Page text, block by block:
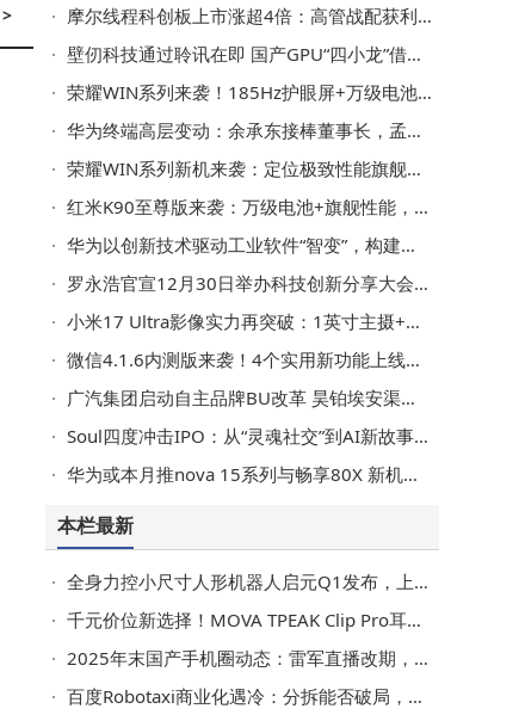
>
摩尔线程科创板上市涨超4倍：高管战配获利丰，中信证券等保荐机构赚大钱
壁仞科技通过聆讯在即 国产GPU“四小龙”借力资本加速崛起
荣耀WIN系列来袭！185Hz护眼屏+万级电池+骁龙双芯成性能猛兽
华为终端高层变动：余承东接棒董事长，孟晚舟徐直军等卸任董事
荣耀WIN系列新机来袭：定位极致性能旗舰，京东预约通道已开启
红米K90至尊版来袭：万级电池+旗舰性能，2599元起或成性价比新标杆
华为以创新技术驱动工业软件“智变”，构建新一代智能工业生态体系
罗永浩官宣12月30日举办科技创新分享大会 聚焦创新产品与初创团队
小米17 Ultra影像实力再突破：1英寸主摄+骁龙8E5春节前震撼登场
微信4.1.6内测版来袭！4个实用新功能上线，快看看都有啥
广汽集团启动自主品牌BU改革 昊铂埃安渠道融合打造差异化互补格局
Soul四度冲击IPO：从“灵魂社交”到AI新故事，匿名机制下的风险与挑战并存
华为或本月推nova 15系列与畅享80X 新机发布计划存变数待官方确认
本栏最新
全身力控小尺寸人形机器人启元Q1发布，上纬启元开启个人机器人共创新未来
千元价位新选择！MOVA TPEAK Clip Pro耳夹耳机，以实力重塑市场格局
2025年末国产手机圈动态：雷军直播改期，OPPO新品开售，vivovivo征集跨年照
百度Robotaxi商业化遇冷：分拆能否破局，赢下全球出行耐力赛？